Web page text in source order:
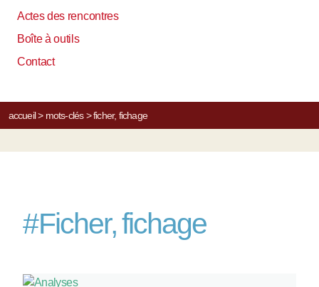
Actes des rencontres
Boîte à outils
Contact
accueil> mots-clés> ficher, fichage
#Ficher, fichage